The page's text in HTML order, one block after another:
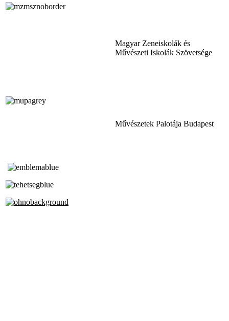
Magyar Zeneiskolák és
Művészeti Iskolák Szövetsége
Művészetek Palotája Budapest